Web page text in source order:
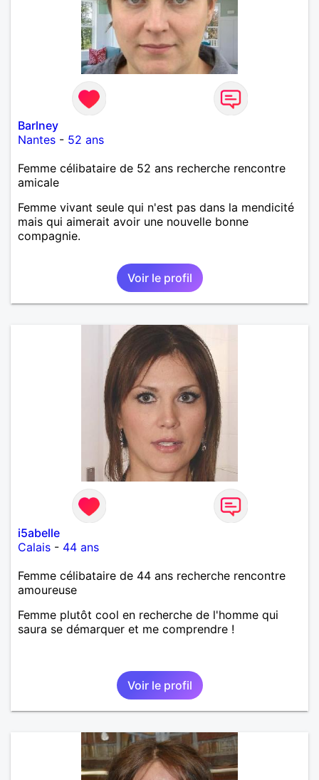
Barlney
Nantes - 52 ans
Femme célibataire de 52 ans recherche rencontre
amicale
Femme vivant seule qui n'est pas dans la mendicité
mais qui aimerait avoir une nouvelle bonne
compagnie.
Voir le profil
i5abelle
Calais - 44 ans
Femme célibataire de 44 ans recherche rencontre
amoureuse
Femme plutôt cool en recherche de l'homme qui
saura se démarquer et me comprendre !
Voir le profil